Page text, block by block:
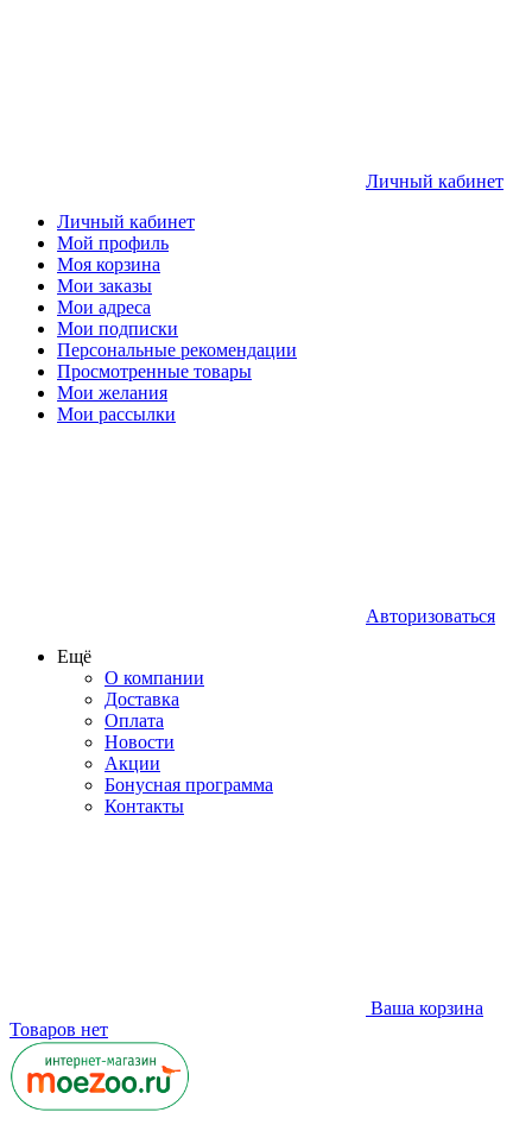
Личный кабинет
Личный кабинет
Мой профиль
Моя корзина
Мои заказы
Мои адреса
Мои подписки
Персональные рекомендации
Просмотренные товары
Мои желания
Мои рассылки
Авторизоваться
Ещё
О компании
Доставка
Оплата
Новости
Акции
Бонусная программа
Контакты
Ваша корзина
Товаров нет